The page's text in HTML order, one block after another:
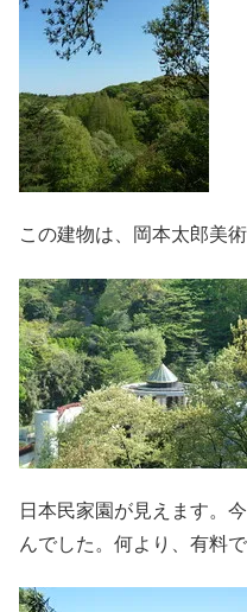
この建物は、岡本太郎美術
日本民家園が見えます。
んでした。何より、有料で